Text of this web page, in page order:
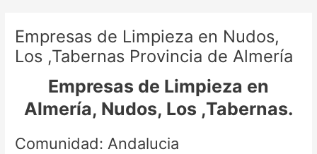
Empresas de Limpieza en Nudos,
Los ,Tabernas Provincia de Almería
Empresas de Limpieza en
Almería, Nudos, Los ,Tabernas.
Comunidad: Andalucia